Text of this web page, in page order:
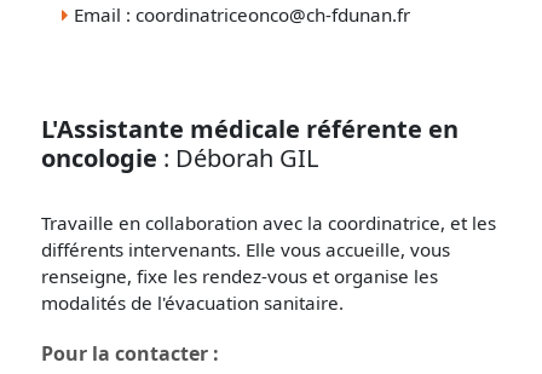
Email : coordinatriceonco@ch-fdunan.fr
L'Assistante médicale référente en
oncologie : Déborah GIL
Travaille en collaboration avec la coordinatrice, et les
différents intervenants. Elle vous accueille, vous
renseigne, fixe les rendez-vous et organise les
modalités de l'évacuation sanitaire.
Pour la contacter :